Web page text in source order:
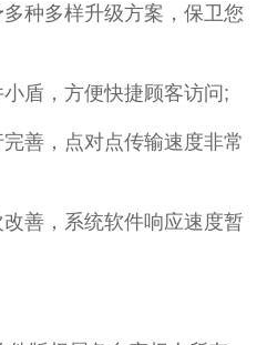
种多样升级方案，保卫您
盾，方便快捷顾客访问;
，点对点传输速度非常
善，系统软件响应速度暂